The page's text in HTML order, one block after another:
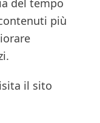
del tempo
più
il sito